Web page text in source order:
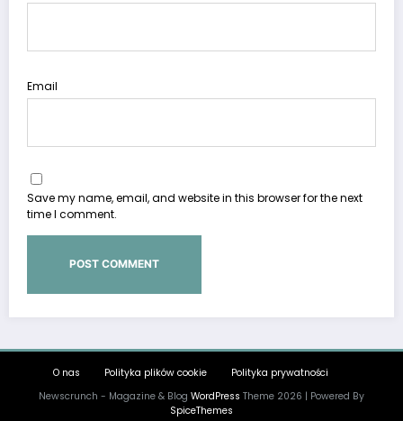
Email
Save my name, email, and website in this browser for the next
time I comment.
O nas Polityka plików cookie
Polityka prywatności
Newscrunch - Magazine & Blog WordPress Theme 2026 | Powered By
SpiceThemes